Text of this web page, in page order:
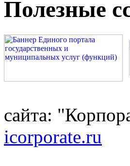
Полезные
сайта:
icorporate.ru